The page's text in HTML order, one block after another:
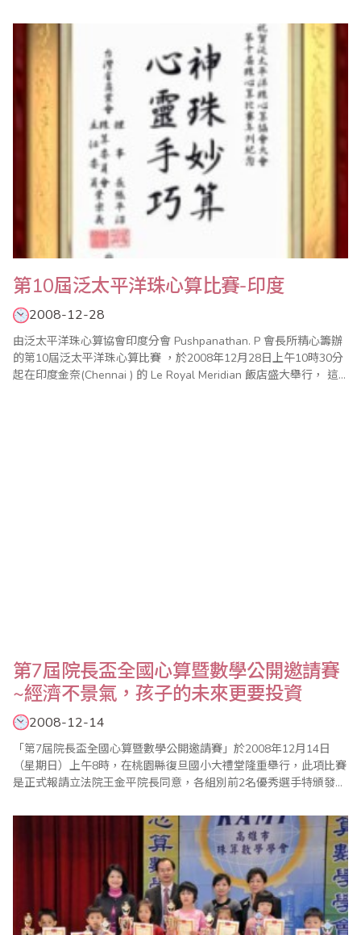
及台灣省商業會的各項支援及協助。 本屆比賽打破傳統，不將數學
成績納入珠心算總分，而是將珠心算及數學獨立合計，分別敘獎，
頗能增加該科目之專業性，..
第10屆泛太平洋珠心算比賽-印度
2008-12-28
由泛太平洋珠心算協會印度分會 Pushpanathan. P 會長所精心籌辦
的第10屆泛太平洋珠心算比賽 ，於2008年12月28日上午10時30分
起在印度金奈(Chennai ) 的 Le Royal Meridian 飯店盛大舉行， 這
第7屆院長盃全國心算暨數學公開邀請賽
~經濟不景氣，孩子的未來更要投資
2008-12-14
「第7屆院長盃全國心算暨數學公開邀請賽」於2008年12月14日
（星期日）上午8時，在桃園縣復旦國小大禮堂隆重舉行，此項比賽
是正式報請立法院王金平院長同意，各組別前2名優秀選手特頒發獎
皆獲好評，今年有來自國內六百餘人及香港選手參加，這是對主辦
單位「桃園縣多元教育發展協會」及大會工作人員最值得肯定的地
方，並有來自加拿大、泰國、澳洲、新加坡、馬..